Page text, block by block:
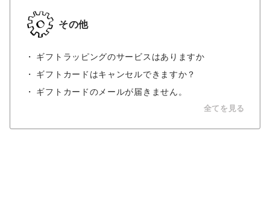
その他
ギフトラッピングのサービスはありますか
ギフトカードはキャンセルできますか？
ギフトカードのメールが届きません。
全てを見る